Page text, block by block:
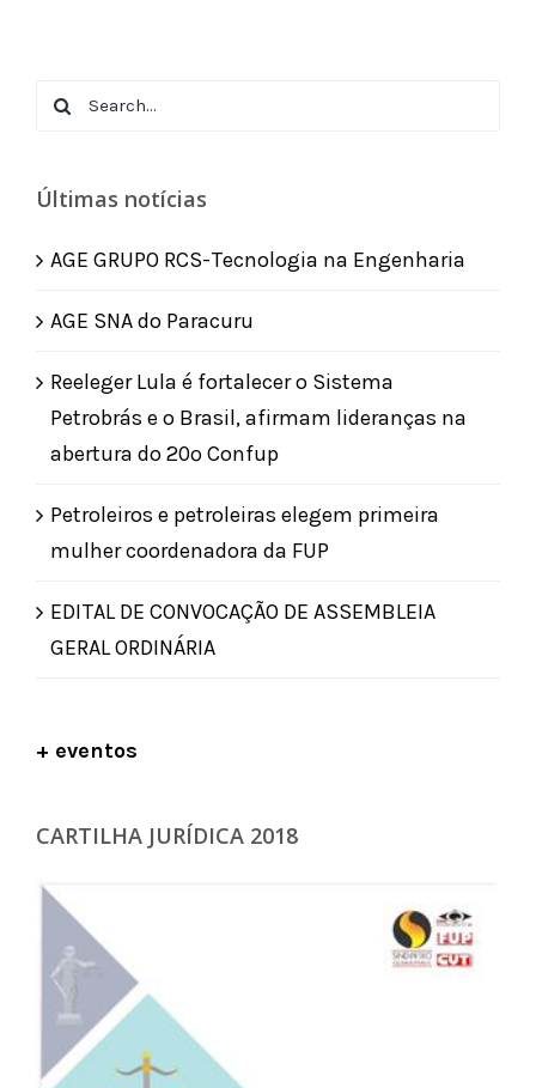
Search
Últimas notícias
AGE GRUPO RCS-Tecnologia na Engenharia
AGE SNA do Paracuru
Reeleger Lula é fortalecer o Sistema
Petrobrás e o Brasil, afirmam lideranças na
abertura do 20º Confup
Petroleiros e petroleiras elegem primeira
mulher coordenadora da FUP
EDITAL DE CONVOCAÇÃO DE ASSEMBLEIA
GERAL ORDINÁRIA
+ eventos
CARTILHA JURÍDICA 2018